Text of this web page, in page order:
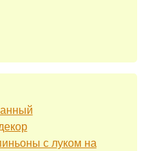
с луком на